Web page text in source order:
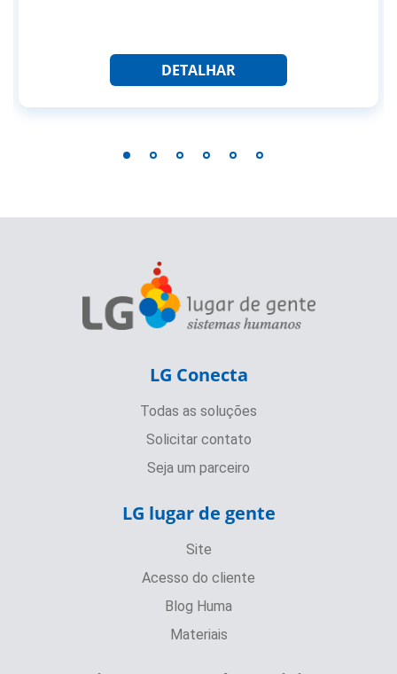
DETALHAR
LG Conecta
Todas as soluções
Solicitar contato
Seja um parceiro
LG lugar de gente
Site
Acesso do cliente
Blog Huma
Materiais